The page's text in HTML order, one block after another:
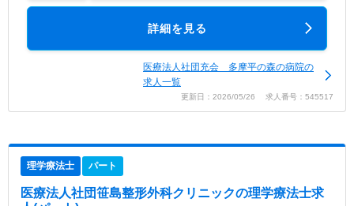
詳細を見る
医療法人社団充会 多摩平の森の病院の
求人一覧
更新日：2026/05/26 求人番号：545517
理学療法士 パート
医療法人社団笹島整形外科クリニックの理学療法士求